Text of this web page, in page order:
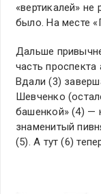
«вертикалей»
было. На месте
Дальше
часть проспекта
Вдали (3)
Шевченко
башенкой» (4) —
знаменитый
(5). А тут (6)